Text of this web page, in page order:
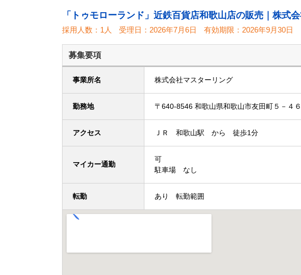
「トゥモローランド」近鉄百貨店和歌山店の販売｜株式
採用人数：1人 受理日： 2026年7月6日 有効期限： 2026年9月30日
募集要項
事業所名 株式会社マスターリング
勤務地 〒640-8546 和歌山県和歌山市友田町５－
アクセス ＪＲ 和歌山駅 から 徒歩1分
マイカー通勤
可
駐車場 なし
転勤 あり 転勤範囲